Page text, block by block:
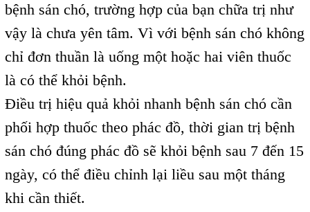
bệnh sán chó, trường hợp của bạn chữa trị như
vậy là chưa yên tâm. Vì với bệnh sán chó không
chỉ đơn thuần là uống một hoặc hai viên thuốc
là có thể khỏi bệnh.
Điều trị hiệu quả khỏi nhanh bệnh sán chó cần
phối hợp thuốc theo phác đồ, thời gian trị bệnh
sán chó đúng phác đồ sẽ khỏi bệnh sau 7 đến 15
ngày, có thể điều chỉnh lại liều sau một tháng
khi cần thiết.